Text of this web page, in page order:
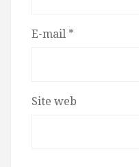
E-mail *
Site web